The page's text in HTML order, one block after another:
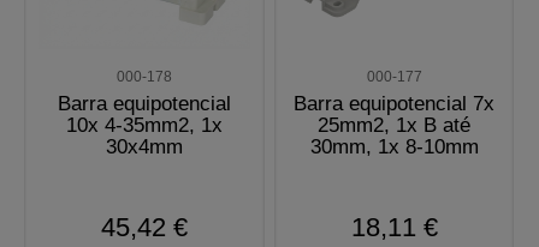
000-178
Barra equipotencial
10x 4-35mm2, 1x
30x4mm
45,42 €
000-177
Barra equipotencial 7x
25mm2, 1x B até
30mm, 1x 8-10mm
18,11 €